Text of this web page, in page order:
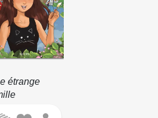
étrange